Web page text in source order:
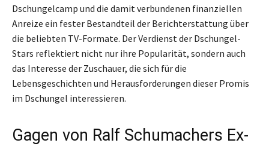
Dschungelcamp und die damit verbundenen finanziellen
Anreize ein fester Bestandteil der Berichterstattung über
die beliebten TV-Formate. Der Verdienst der Dschungel-
Stars reflektiert nicht nur ihre Popularität, sondern auch
das Interesse der Zuschauer, die sich für die
Lebensgeschichten und Herausforderungen dieser Promis
im Dschungel interessieren.
Gagen von Ralf Schumachers Ex-